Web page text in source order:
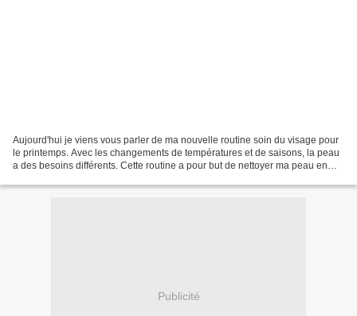
Aujourd'hui je viens vous parler de ma nouvelle routine soin du visage pour
le printemps. Avec les changements de températures et de saisons, la peau
a des besoins différents. Cette routine a pour but de nettoyer ma peau en
Publicité